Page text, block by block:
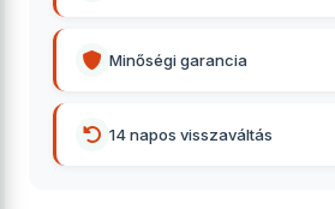
Minőségi garancia
14 napos visszaváltás